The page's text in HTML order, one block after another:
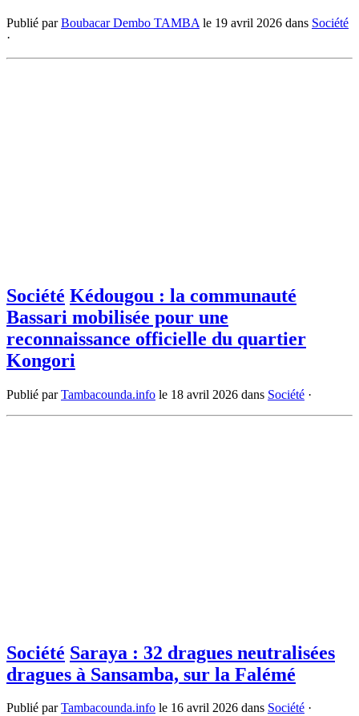
Publié parBoubacar Dembo TAMBA le 19 avril 2026 dans Société
·
Société Kédougou : la communauté
Bassari mobilisée pour une
reconnaissance officielle du quartier
Kongori
Publié parTambacounda.info le 18 avril 2026 dans Société ·
Société Saraya : 32 dragues neutralisées
dragues à Sansamba, sur la Falémé
Publié parTambacounda.info le 16 avril 2026 dans Société ·